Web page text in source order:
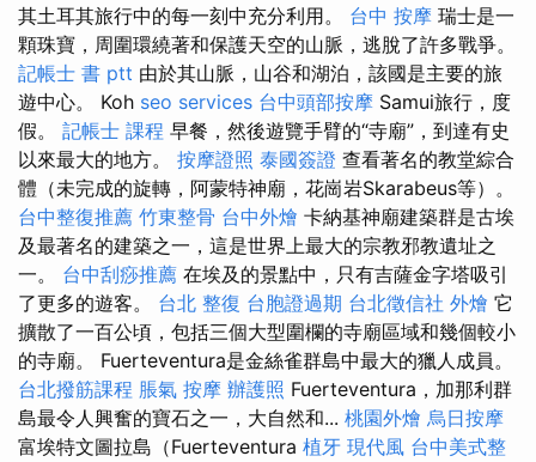
其土耳其旅行中的每一刻中充分利用。 台中 按摩 瑞士是一
顆珠寶，周圍環繞著和保護天空的山脈，逃脫了許多戰爭。
記帳士 書 ptt 由於其山脈，山谷和湖泊，該國是主要的旅
遊中心。 Koh seo services 台中頭部按摩 Samui旅行，度
假。 記帳士 課程 早餐，然後遊覽手臂的“寺廟”，到達有史
以來最大的地方。 按摩證照 泰國簽證 查看著名的教堂綜合
體（未完成的旋轉，阿蒙特神廟，花崗岩Skarabeus等）。
台中整復推薦 竹東整骨 台中外燴 卡納基神廟建築群是古埃
及最著名的建築之一，這是世界上最大的宗教邪教遺址之
一。 台中刮痧推薦 在埃及的景點中，只有吉薩金字塔吸引
了更多的遊客。 台北 整復 台胞證過期 台北徵信社 外燴 它
擴散了一百公頃，包括三個大型圍欄的寺廟區域和幾個較小
的寺廟。 Fuerteventura是金絲雀群島中最大的獵人成員。
台北撥筋課程 脹氣 按摩 辦護照 Fuerteventura，加那利群
島最令人興奮的寶石之一，大自然和... 桃園外燴 烏日按摩
富埃特文圖拉島（Fuerteventura 植牙 現代風 台中美式整